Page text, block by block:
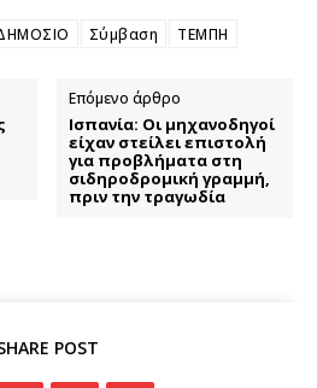
Σύμβαση ΤΕΜΠΗ
Επόμενο άρθρο
Ισπανία: Οι μηχανοδηγοί
είχαν στείλει επιστολή
για προβλήματα στη
σιδηροδρομική γραμμή,
πριν την τραγωδία
POST